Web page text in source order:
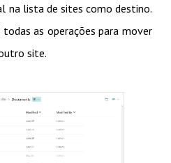
na lista de sites como destino.
as operações para mover
site.